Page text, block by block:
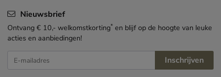
Nieuwsbrief
Ontvang € 10,- welkomstkorting* en blijf op de hoogte van leuke
acties en aanbiedingen!
E-mailadres Inschrijven